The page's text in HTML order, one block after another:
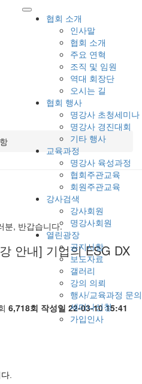
협회 소개
인사말
협회 소개
주요 연혁
조직 및 임원
역대 회장단
오시는 길
협회 행사
명강사 초청세미나
명강사 경진대회
기타 행사
교육과정
명강사 육성과정
협회주관교육
회원주관교육
강사검색
강사회원
명강사회원
열린광장
공지사항
보도자료
갤러리
강의 의뢰
행사/교육과정 문의
세미나신청
가입인사
분, 반갑습니다.
안내] 기업의 ESG DX
6,718회 작성일 22-03-10 15:41
.